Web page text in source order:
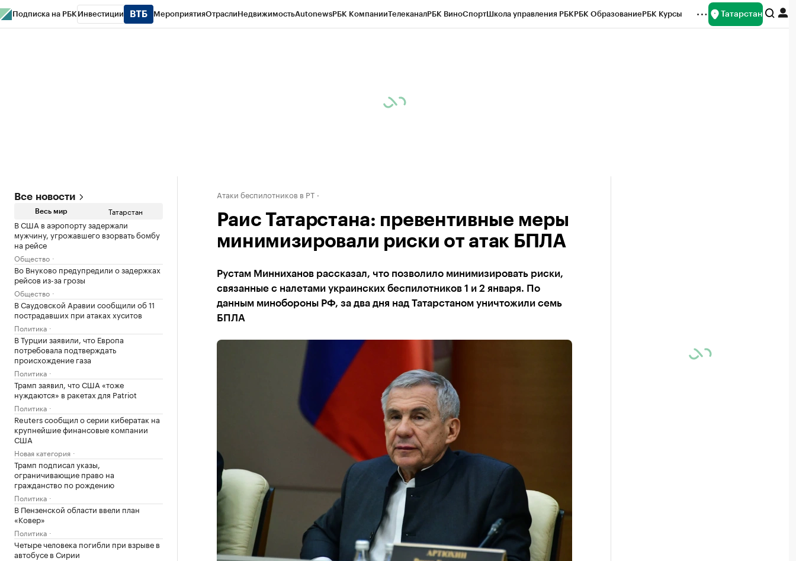
Подписка на РБК Инвестиции МероприятияОтраслиНедвижимостьAutonewsРБК КомпанииТелеканалРБК ВиноСпортШкола управления РБКРБК ОбразованиеРБК Курсы Татарстан
Все новости
Весь мир Татарстан
В США в аэропорту задержали
мужчину, угрожавшего взорвать бомбу
на рейсе
Общество
Во Внуково предупредили о задержках
рейсов из-за грозы
Общество
В Саудовской Аравии сообщили об 11
пострадавших при атаках хуситов
Политика
В Турции заявили, что Европа
потребовала подтверждать
происхождение газа
Политика
Трамп заявил, что США «тоже
нуждаются» в ракетах для Patriot
Политика
Reuters сообщил о серии кибератак на
крупнейшие финансовые компании
США
Новая категория
Трамп подписал указы,
ограничивающие право на
гражданство по рождению
Политика
В Пензенской области ввели план
«Ковер»
Политика
Четыре человека погибли при взрыве в
автобусе в Сирии
Атаки беспилотников в РТ
Раис Татарстана: превентивные меры
минимизировали риски от атак БПЛА
Рустам Минниханов рассказал, что позволило минимизировать риски,
связанные с налетами украинских беспилотников 1 и 2 января. По
данным минобороны РФ, за два дня над Татарстаном уничтожили семь
БПЛА